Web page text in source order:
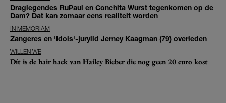
Draglegendes RuPaul en Conchita Wurst tegenkomen op de
Dam? Dat kan zomaar eens realiteit worden
IN MEMORIAM
Zangeres en 'Idols'-jurylid Jerney Kaagman (79) overleden
WILLEN WE
Dít is de hair hack van Hailey Bieber die nog geen 20 euro kost